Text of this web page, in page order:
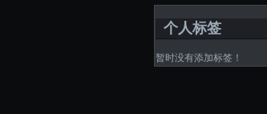
个人标签
暂时没有添加标签！